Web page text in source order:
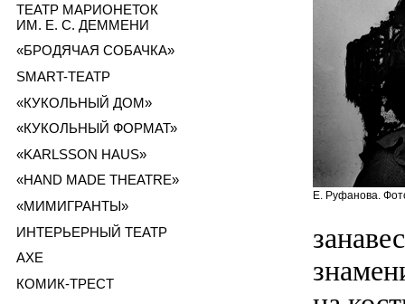
Е. Руфанова.
ТЕАТР МАРИОНЕТОК
ИМ. Е. С. ДЕММЕНИ
«БРОДЯЧАЯ СОБАЧКА»
SMART-ТЕАТР
«КУКОЛЬНЫЙ ДОМ»
«КУКОЛЬНЫЙ ФОРМАТ»
«KARLSSON HAUS»
«HAND MADE THEATRE»
«МИМИГРАНТЫ»
ИНТЕРЬЕРНЫЙ ТЕАТР
AXE
КОМИК-ТРЕСТ